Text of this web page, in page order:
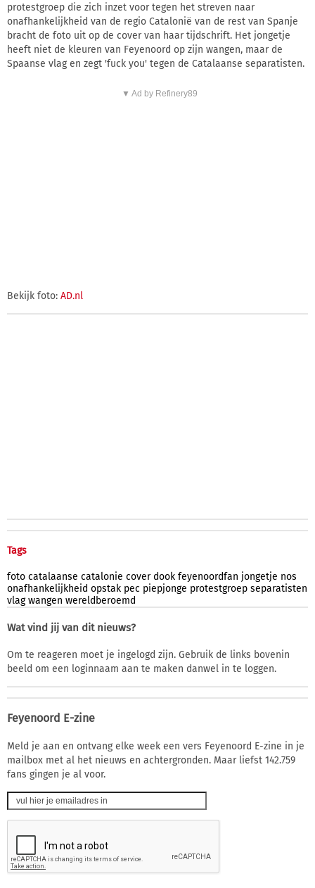
protestgroep die zich inzet voor tegen het streven naar
onafhankelijkheid van de regio Catalonië van de rest van Spanje
bracht de foto uit op de cover van haar tijdschrift. Het jongetje
heeft niet de kleuren van Feyenoord op zijn wangen, maar de
Spaanse vlag en zegt 'fuck you' tegen de Catalaanse separatisten.
▼ Ad by Refinery89
Bekijk foto: AD.nl
Tags
foto catalaanse catalonie cover dook feyenoordfan jongetje nos
onafhankelijkheid opstak pec piepjonge protestgroep separatisten
vlag wangen wereldberoemd
Wat vind jij van dit nieuws?
Om te reageren moet je ingelogd zijn. Gebruik de links bovenin
beeld om een loginnaam aan te maken danwel in te loggen.
Feyenoord E-zine
Meld je aan en ontvang elke week een vers Feyenoord E-zine in je
mailbox met al het nieuws en achtergronden. Maar liefst 142.759
fans gingen je al voor.